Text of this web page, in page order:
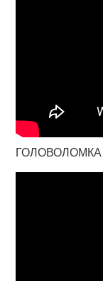
ГОЛОВОЛОМКА